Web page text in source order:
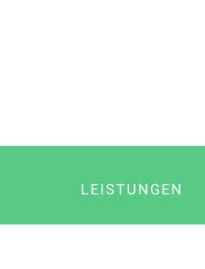
LEISTUNGEN